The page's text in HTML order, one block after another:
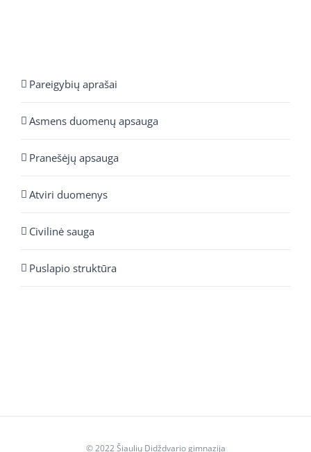
Pareigybių aprašai
Asmens duomenų apsauga
Pranešėjų apsauga
Atviri duomenys
Civilinė sauga
Puslapio struktūra
© 2022 Šiaulių Didždvario gimnazija